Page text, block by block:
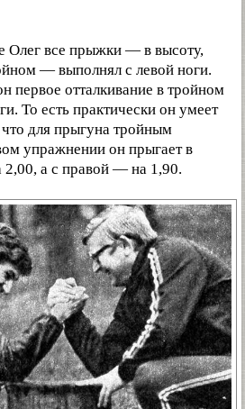
Олег все прыжки — в высоту,
— выполнял с левой ноги.
первое отталкивание в тройном
То есть практически он умеет
для прыгуна тройным
упражнении он прыгает в
2,00, а с правой — на 1,90.